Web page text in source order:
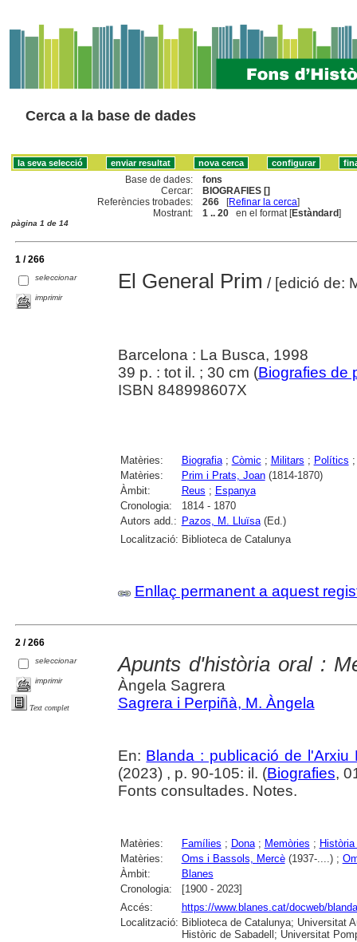
Cerca a la base de dades
Base de dades:
fons
Cercar:
BIOGRAFIES []
Referències trobades:
266 [Refinar la cerca]
Mostrant:
1 .. 20 en el format [Estàndard]
pàgina 1 de 14
1 / 266
seleccionar
imprimir
El General Prim / [edició de:
Barcelona : La Busca, 1998
39 p. : tot il. ; 30 cm (Biografies de
ISBN 848998607X
Matèries: Biografia; Còmic ; Militars ; Polítics
Matèries:
Prim i Prats, Joan(1814-1870)
Àmbit:
Reus ; Espanya
Cronologia:
1814 - 1870
Autors add.: Pazos, M. Lluïsa(Ed.)
Localització: Biblioteca de Catalunya
Enllaç permanent a aquest
2 / 266
seleccionar
imprimir
Text complet
Apunts d'història oral :
Àngela Sagrera
Sagrera i Perpiñà, M. Àngela
En: Blanda : publicació de l'Arxiu
(2023) , p. 90-105: il. (Biografies,
Fonts consultades. Notes.
Matèries: Famílies ; Dona; Memòries ; Història
Matèries:
Oms i Bassols, Mercè(1937-....) ;
Àmbit:
Blanes
Cronologia:
[1900 - 2023]
Accés:
https://www.blanes.cat/docweb/
Localització: Biblioteca de Catalunya; Universitat
Històric de Sabadell; Universitat